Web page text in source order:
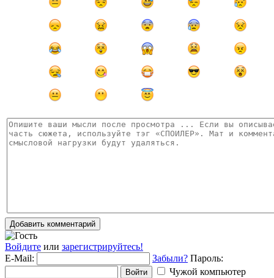
Добавить комментарий
Войдите или зарегистрируйтесь!
E-Mail:
Забыли? Пароль:
Войти
Чужой компьютер